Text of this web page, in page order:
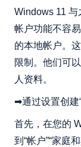
Windows 11 与
帐户功能不容
的本地帐户。
限制。他们可
人资料。
➡通过设置创建
首先，在您的
到“帐户”“家庭